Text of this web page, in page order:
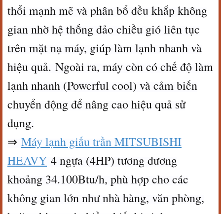
thổi mạnh mẽ và phân bổ đều khắp không
gian nhờ hệ thống đảo chiều gió liên tục
trên mặt nạ máy, giúp làm lạnh nhanh và
hiệu quả. Ngoài ra, máy còn có chế độ làm
lạnh nhanh (Powerful cool) và cảm biến
chuyển động để nâng cao hiệu quả sử
dụng.
⇒ Máy lạnh giấu trần MITSUBISHI
HEAVY 4 ngựa (4HP) tương đương
khoảng 34.100Btu/h, phù hợp cho các
không gian lớn như nhà hàng, văn phòng,